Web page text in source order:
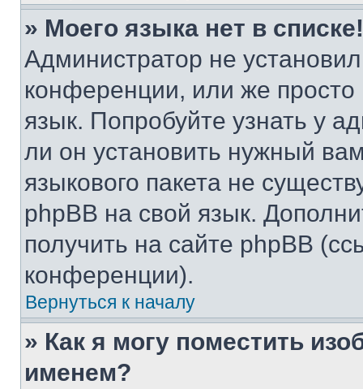
» Моего языка нет в списке!
Администратор не
конференции, или же
язык. Попробуйте узнать у
ли он установить нужный
языкового пакета не
phpBB на свой язык.
получить на сайте phpBB
конференции).
Вернуться к началу
» Как я могу поместить
именем?